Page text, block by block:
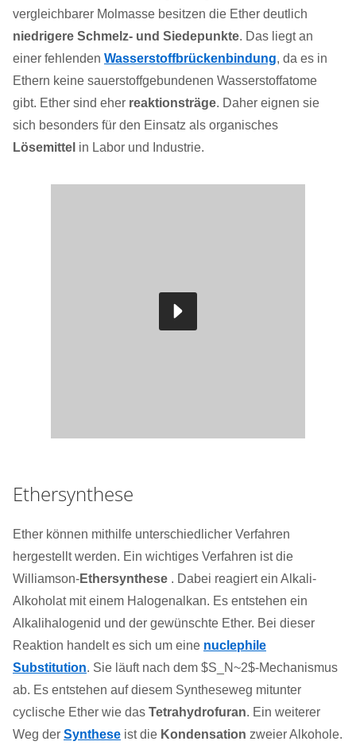
vergleichbarer Molmasse besitzen die Ether deutlich
niedrigere Schmelz- und Siedepunkte. Das liegt an
einer fehlenden Wasserstoffbrückenbindung, da es in
Ethern keine sauerstoffgebundenen Wasserstoffatome
gibt. Ether sind eher reaktionsträge. Daher eignen sie
sich besonders für den Einsatz als organisches
Lösemittel in Labor und Industrie.
Ethersynthese
Ether können mithilfe unterschiedlicher Verfahren
hergestellt werden. Ein wichtiges Verfahren ist die
Williamson-Ethersynthese . Dabei reagiert ein Alkali-
Alkoholat mit einem Halogenalkan. Es entstehen ein
Alkalihalogenid und der gewünschte Ether. Bei dieser
Reaktion handelt es sich um eine nuclephile
Substitution. Sie läuft nach dem $S_N~2$-Mechanismus
ab. Es entstehen auf diesem Syntheseweg mitunter
cyclische Ether wie das Tetrahydrofuran. Ein weiterer
Weg der Synthese ist die Kondensation zweier Alkohole.